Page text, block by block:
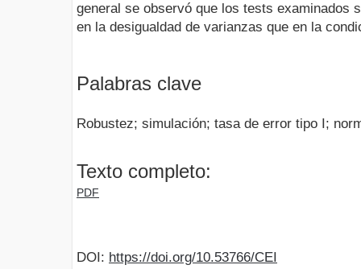
general se observó que los tests examinados
en la desigualdad de varianzas que en la
Palabras clave
Robustez; simulación; tasa de error tipo I;
Texto completo:
PDF
DOI: https://doi.org/10.53766/CEI